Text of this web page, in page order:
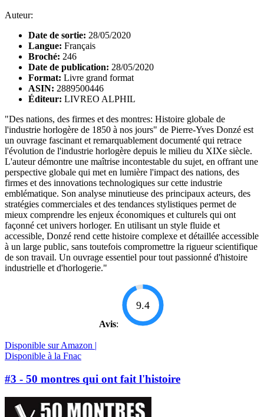
Auteur:
Date de sortie: 28/05/2020
Langue: Français
Broché: 246
Date de publication: 28/05/2020
Format: Livre grand format
ASIN: 2889500446
Éditeur: LIVREO ALPHIL
"Des nations, des firmes et des montres: Histoire globale de
l'industrie horlogère de 1850 à nos jours" de Pierre-Yves Donzé est
un ouvrage fascinant et remarquablement documenté qui retrace
l'évolution de l'industrie horlogère depuis le milieu du XIXe siècle.
L'auteur démontre une maîtrise incontestable du sujet, en offrant une
perspective globale qui met en lumière l'impact des nations, des
firmes et des innovations technologiques sur cette industrie
emblématique. Son analyse minutieuse des principaux acteurs, des
stratégies commerciales et des tendances stylistiques permet de
mieux comprendre les enjeux économiques et culturels qui ont
façonné cet univers horloger. En utilisant un style fluide et
accessible, Donzé rend cette histoire complexe et détaillée accessible
à un large public, sans toutefois compromettre la rigueur scientifique
de son travail. Un ouvrage essentiel pour tout passionné d'histoire
industrielle et d'horlogerie."
Avis:
9.4
Disponible sur Amazon |
Disponible à la Fnac
#3 - 50 montres qui ont fait l'histoire